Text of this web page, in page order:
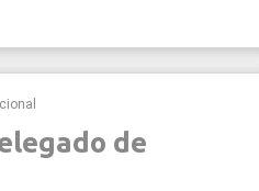
de